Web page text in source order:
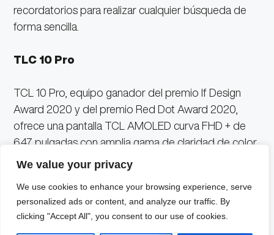
We value your privacy
We use cookies to enhance your browsing experience, serve
personalized ads or content, and analyze our traffic. By
clicking "Accept All", you consent to our use of cookies.
recordatorios para realizar cualquier búsqueda de
forma sencilla.
TLC 10 Pro
TCL 10 Pro, equipo ganador del premio If Design
Award 2020 y del premio Red Dot Award 2020,
ofrece una pantalla TCL AMOLED curva FHD + de
6.47 pulgadas con amplia gama de claridad de color
y resolución de imagen nítida.
Su diseño curvo permite que la pantalla se «caiga»
del borde con un mínimo marco para lograr una alta
proporción pantalla-cuerpo que incluye accesos